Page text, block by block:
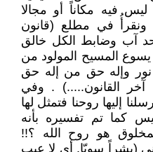
ليس فيه مكاناً أو مجالا
ونقرأُ في مطلع (قانون
آب وضابط الكل خالق
المسيح المولود من
نور وإله حق من إله حق
القانون.....) . وفي
16 يقول(( فأرسلنا إليها روحنا فتمثل لها
كما تم تفسيره بأنه
هو روح الله ؟!!
(بشراً سويّا. أي لا عيب